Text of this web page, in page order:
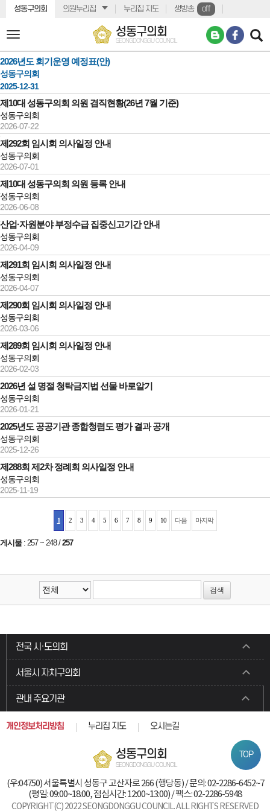
본문바로가기
성동구의회 의원누리집 누리집 지도 생방송 off
성동구의회
SEONGDONGGU COUNCIL
전
메
뉴
2026년도 회기운영 예정표(안)
성동구의회
2025-12-31
제10대 성동구의회 의원 겸직현황(26년 7월 기준)
성동구의회
2026-07-22
제292회 임시회 의사일정 안내
성동구의회
2026-07-01
제10대 성동구의회 의원 등록 안내
성동구의회
2026-06-08
산업·자원분야 부정수급 집중신고기간 안내
성동구의회
2026-04-09
제291회 임시회 의사일정 안내
성동구의회
2026-04-07
제290회 임시회 의사일정 안내
성동구의회
2026-03-06
제289회 임시회 의사일정 안내
성동구의회
2026-02-03
2026년 설 명절 청탁금지법 선물 바로알기
성동구의회
2026-01-21
2025년도 공공기관 종합청렴도 평가 결과 공개
성동구의회
2025-12-26
제288회 제2차 정례회 의사일정 안내
성동구의회
2025-11-19
1 2 3 4 5 6 7 8 9 10 다음 마지막
게시물: 257 ~ 248/257
TOP
전국 시·도의회
서울시 자치구의회
관내 주요기관
개인정보처리방침 누리집 지도 오시는길
성동구의회
SEONGDONGGU COUNCIL
(우:04750) 서울특별시 성동구 고산자로 266 (행당동) / 문의: 02-2286-6452~7
(평일: 09:00~18:00, 점심시간: 12:00~13:00) / 팩스: 02-2286-5948
COPYRIGHT(C) 2022 SEONGDONGGU COUNCIL. ALL RIGHTS RESERVED